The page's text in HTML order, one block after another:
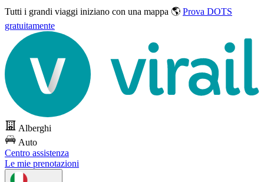
Tutti i grandi viaggi iniziano con una mappa 🌎 Prova DOTS
gratuitamente
Alberghi
Auto
Centro assistenza
Le mie prenotazioni